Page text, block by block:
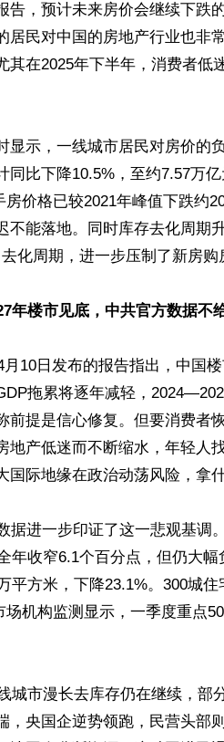
告，预计未来房价会继续下跌
居民对中国的房地产行业也非
其在2025年下半年，消费者低
显示，一线城市居民对房价的
同比下降10.5%，至约7.57万
房价格已较2021年峰值下跌约
不能落地。同时库存去化周期
化周期，进一步压制了新房购
年楼市见底，中共官方数据不
月10日发布的报告指出，中国
拖累将逐年减轻，
前提是信心修复。但要消费者
地产低迷而不断缩水，年轻人
国际地缘在政治动荡风险，拿
据进一步印证了这一悲观基调
年收窄6.1个百分点，但仍大
平方米，下降23.1%。300城
场机构监测显示，一季度重点
城市漫长去库存仍在继续，部
，央国企逆势领跑，民营头部